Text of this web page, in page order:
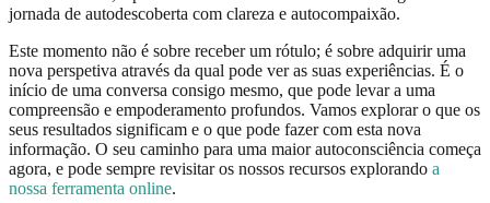
jornada de autodescoberta com clareza e autocompaixão.
Este momento não é sobre receber um rótulo; é sobre adquirir uma
nova perspetiva através da qual pode ver as suas experiências. É o
início de uma conversa consigo mesmo, que pode levar a uma
compreensão e empoderamento profundos. Vamos explorar o que os
seus resultados significam e o que pode fazer com esta nova
informação. O seu caminho para uma maior autoconsciência começa
agora, e pode sempre revisitar os nossos recursos explorando a
nossa ferramenta online.